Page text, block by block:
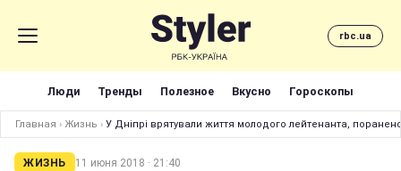
rbc.ua
Люди Тренды Полезное Вкусно Гороскопы
Главная › Жизнь › У Дніпрі врятували життя молодого лейтенанта,
ЖИЗНЬ 11 июня 2018 · 21:40